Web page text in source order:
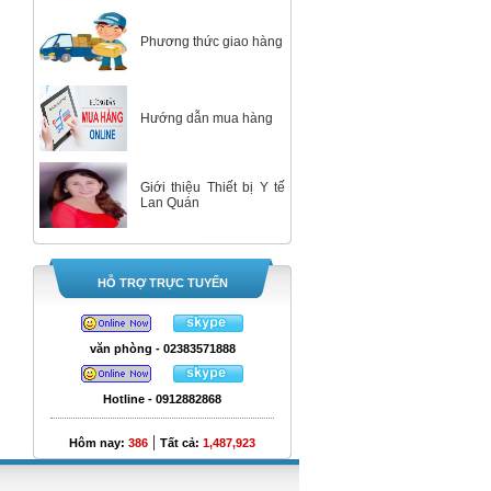
Phương thức giao hàng
Hướng dẫn mua hàng
Giới thiệu Thiết bị Y tế
Lan Quán
HỖ TRỢ TRỰC TUYẾN
văn phòng - 02383571888
Hotline - 0912882868
Hôm nay: 386 | Tất cả: 1,487,923